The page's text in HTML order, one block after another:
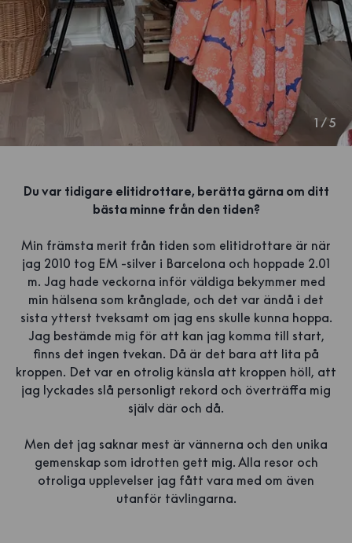
1 /5
Du var tidigare elitidrottare, berätta gärna om ditt
bästa minne från den tiden?
Min främsta merit från tiden som elitidrottare är när
jag 2010 tog EM -silver i Barcelona och hoppade 2.01
m. Jag hade veckorna inför väldiga bekymmer med
min hälsena som krånglade, och det var ändå i det
sista ytterst tveksamt om jag ens skulle kunna hoppa.
Jag bestämde mig för att kan jag komma till start,
finns det ingen tvekan. Då är det bara att lita på
kroppen. Det var en otrolig känsla att kroppen höll, att
jag lyckades slå personligt rekord och överträffa mig
själv där och då.
Men det jag saknar mest är vännerna och den unika
gemenskap som idrotten gett mig. Alla resor och
otroliga upplevelser jag fått vara med om även
utanför tävlingarna.